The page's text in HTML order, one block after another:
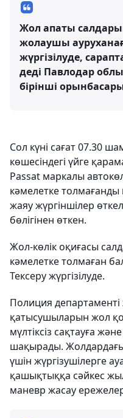
Жол апаты
жолаушы
жүргізілуде,
деді Павлодар
бірінші
Сол күні сағат 07.30
көшесіндегі үйге
Passat маркалы
кәмелетке толмағанды
жаяу жүргіншілер
бөлігінен өткен.
Жол-көлік оқиғасы
кәмелетке толмаған
Тексеру жүргізілуде.
Полиция
қатысушыларын жол
мүлтіксіз сақтауға
шақырады.
үшін жүргізушілерге
қашықтыққа сәйкес
маневр жасау